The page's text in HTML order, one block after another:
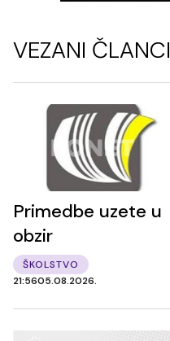
VEZANI ČLANCI
Primedbe uzete u
obzir
ŠKOLSTVO
21:5605.08.2026.